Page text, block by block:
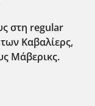
στη regular
Καβαλίερς,
Μάβερικς.